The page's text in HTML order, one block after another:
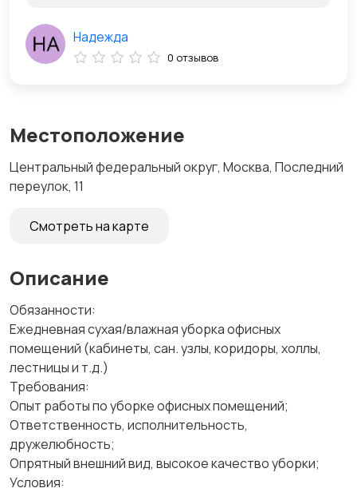
Местоположение
Центральный федеральный округ, Москва, Последний
переулок, 11
Смотреть на карте
Описание
Обязанности:
Ежедневная сухая/влажная уборка офисных
помещений (кабинеты, сан. узлы, коридоры, холлы,
лестницы и т.д.)
Требования:
Опыт работы по уборке офисных помещений;
Ответственность, исполнительность,
дружелюбность;
Опрятный внешний вид, высокое качество уборки;
Условия:
Надежда
0 отзывов